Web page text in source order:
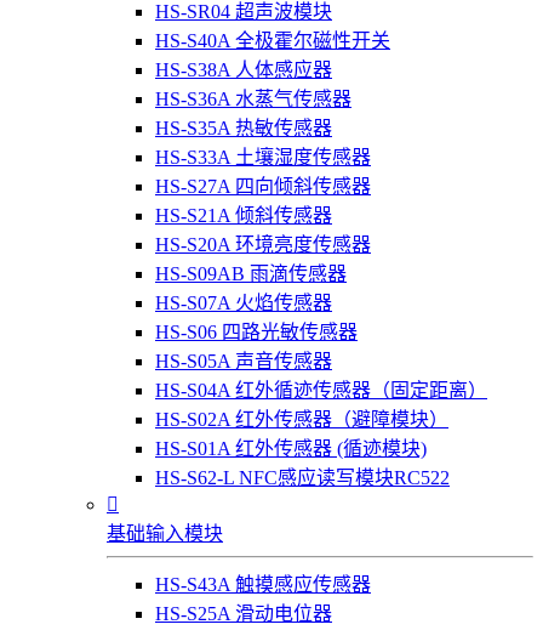
HS-SR04 超声波模块
HS-S40A 全极霍尔磁性开关
HS-S38A 人体感应器
HS-S36A 水蒸气传感器
HS-S35A 热敏传感器
HS-S33A 土壤湿度传感器
HS-S27A 四向倾斜传感器
HS-S21A 倾斜传感器
HS-S20A 环境亮度传感器
HS-S09AB 雨滴传感器
HS-S07A 火焰传感器
HS-S06 四路光敏传感器
HS-S05A 声音传感器
HS-S04A 红外循迹传感器（固定距离）
HS-S02A 红外传感器（避障模块）
HS-S01A 红外传感器 (循迹模块)
HS-S62-L NFC感应读写模块RC522

基础输入模块
HS-S43A 触摸感应传感器
HS-S25A 滑动电位器